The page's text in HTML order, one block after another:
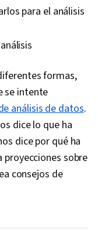
para el análisis
formas,
se intente
análisis de datos.
dice lo que ha
dice por qué ha
sobre
consejos de